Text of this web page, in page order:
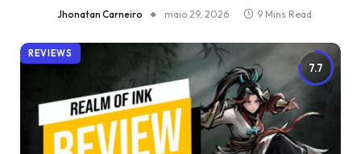
Jhonatan Carneiro maio 29, 2026 9 Mins Read
7.7
REVIEWS